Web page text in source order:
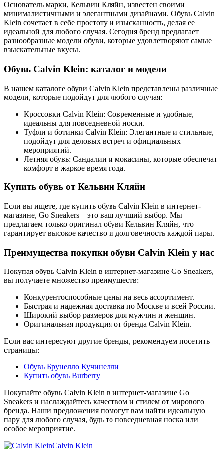
Основатель марки, Кельвин Кляйн, известен своими
минималистичными и элегантными дизайнами. Обувь Calvin
Klein сочетает в себе простоту и изысканность, делая ее
идеальной для любого случая. Сегодня бренд предлагает
разнообразные модели обуви, которые удовлетворяют самые
взыскательные вкусы.
Обувь Calvin Klein: каталог и модели
В нашем каталоге обуви Calvin Klein представлены различные
модели, которые подойдут для любого случая:
Кроссовки Calvin Klein: Современные и удобные,
идеальны для повседневной носки.
Туфли и ботинки Calvin Klein: Элегантные и стильные,
подойдут для деловых встреч и официальных
мероприятий.
Летняя обувь: Сандалии и мокасины, которые обеспечат
комфорт в жаркое время года.
Купить обувь от Кельвин Кляйн
Если вы ищете, где купить обувь Calvin Klein в интернет-
магазине, Go Sneakers – это ваш лучший выбор. Мы
предлагаем только оригинал обуви Кельвин Кляйн, что
гарантирует высокое качество и долговечность каждой пары.
Преимущества покупки обуви Calvin Klein у нас
Покупая обувь Calvin Klein в интернет-магазине Go Sneakers,
вы получаете множество преимуществ:
Конкурентоспособные цены на весь ассортимент.
Быстрая и надежная доставка по Москве и всей России.
Широкий выбор размеров для мужчин и женщин.
Оригинальная продукция от бренда Calvin Klein.
Если вас интересуют другие бренды, рекомендуем посетить
страницы:
Обувь Брунелло Кучинелли
Купить обувь Burberry
Покупайте обувь Calvin Klein в интернет-магазине Go
Sneakers и наслаждайтесь качеством и стилем от мирового
бренда. Наши предложения помогут вам найти идеальную
пару для любого случая, будь то повседневная носка или
особое мероприятие.
Calvin Klein